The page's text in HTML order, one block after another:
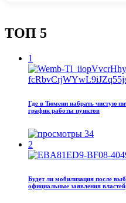
ТОП 5
1
Где в Тюмени набрать чистую
график работы пунктов
34
2
Будет ли мобилизация после
официальные заявления властей